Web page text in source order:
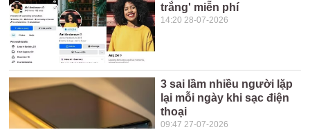
trắng' miễn phí
14:20 28-07-2026
3 sai lầm nhiều người lặp
lại mỗi ngày khi sạc điện
thoại
09:47 27-07-2026